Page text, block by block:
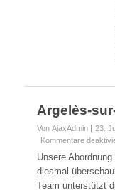
Argelès-
Von AjaxAdmin
23.
Kommentare
Unsere